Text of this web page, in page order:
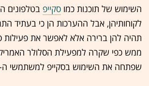
השימוש של תוכנות כמו סקייפ בטלפונים
לקוחותיהן, אבל ההערכות הן כי בעתיד
תהיה להן ברירה אלא לאפשר את פעילות
ממש כפי שקרה למפעילת הסלולר
שפתחה את השימוש בסקייפ למשתמשי